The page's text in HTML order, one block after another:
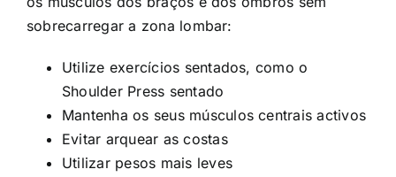
sobrecarregar a zona lombar:
Utilize exercícios sentados, como o
Shoulder Press sentado
Mantenha os seus músculos centrais activos
Evitar arquear as costas
Utilizar pesos mais leves